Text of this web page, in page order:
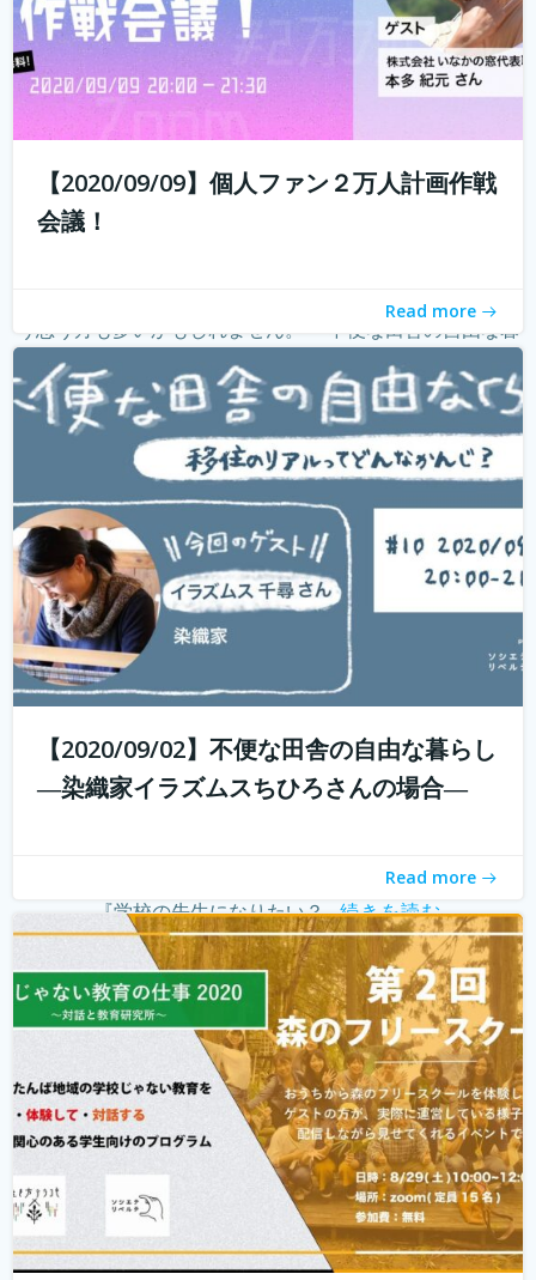
【2020/09/09】個人ファン２万人計画作戦
会議！
Read more
withコロナ時代に入り、オンライン化が加速化すること
きました。 でも、田舎に自分が好きな仕事ってあるの？そ
う思う方も多いかもしれません。 「不便な田舎の自由な暮
らし」では、田舎で自分らし...
続きを読む
【2020/09/02】不便な田舎の自由な暮らし
―染織家イラズムスちひろさんの場合―
Read more
こんにちは！ 学校じゃない教育の仕事プロジェクトの米田
味がありますか？ 子どもを対象とした仕事をしたいけど、
『学校の先生になりたい？...続きを読む